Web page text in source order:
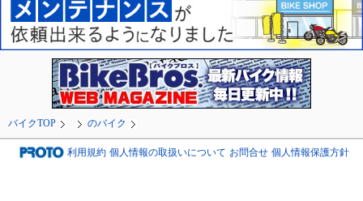
バイクTOP のバイク
利用規約 個人情報の取扱いについて お問合せ 個人情報保護方針